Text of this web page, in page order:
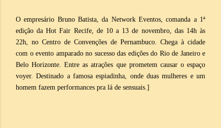
O empresário Bruno Batista, da Network Eventos, comanda a 1ª
edição da Hot Fair Recife, de 10 a 13 de novembro, das 14h às
22h, no Centro de Convenções de Pernambuco. Chega à cidade
com o evento amparado no sucesso das edições do Rio de Janeiro e
Belo Horizonte. Entre as atrações que prometem causar o espaço
voyer. Destinado a famosa espiadinha, onde duas mulheres e um
homem fazem performances pra lá de sensuais.]